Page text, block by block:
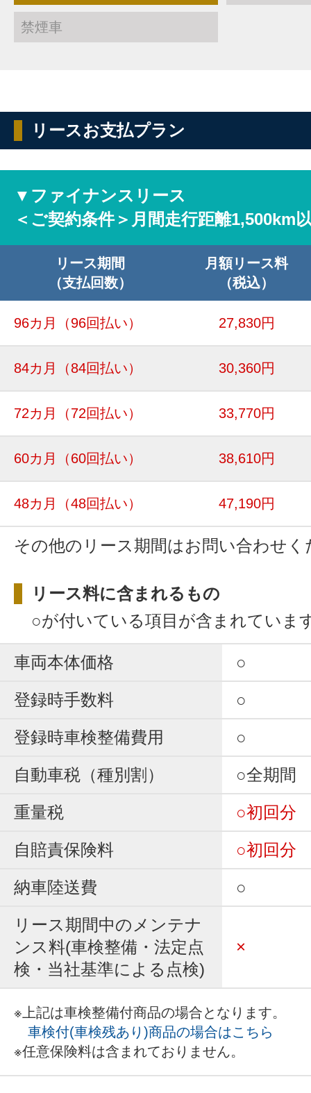
禁煙車
リースお支払プラン
▼ファイナンスリース
＜ご契約条件＞月間走行距離1,500km
リース期間
（支払回数）
月額リース料
（税込）
96カ月 （96回払い） 27,830円
84カ月 （84回払い） 30,360円
72カ月 （72回払い） 33,770円
60カ月 （60回払い） 38,610円
48カ月 （48回払い） 47,190円
その他のリース期間はお問い合わせく
リース料に含まれるもの
○が付いている項目が含まれていま
車両本体価格
○
登録時手数料
○
登録時車検整備費用
○
自動車税（種別割）
○全期間
重量税
○初回分
自賠責保険料
○初回分
納車陸送費
○
リース期間中のメンテナ
ンス料(車検整備・法定点
検・当社基準による点検)
×
※上記は車検整備付商品の場合となります。
車検付(車検残あり)商品の場合はこちら
※任意保険料は含まれておりません。